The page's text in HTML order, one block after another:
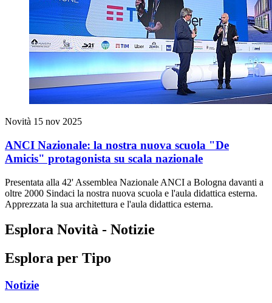
Novità 15 nov 2025
ANCI Nazionale: la nostra nuova scuola "De
Amicis" protagonista su scala nazionale
Presentata alla 42' Assemblea Nazionale ANCI a Bologna davanti a
oltre 2000 Sindaci la nostra nuova scuola e l'aula didattica esterna.
Apprezzata la sua architettura e l'aula didattica esterna.
Esplora Novità - Notizie
Esplora per Tipo
Notizie